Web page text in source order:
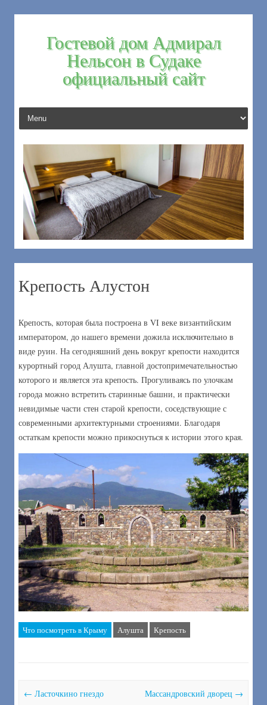
Гостевой дом Адмирал
Нельсон в Судаке
официальный сайт
Skip to content
Крепость Алустон
Крепость, которая была построена в VI веке византийским
императором, до нашего времени дожила исключительно в
виде руин. На сегодняшний день вокруг крепости находится
курортный город Алушта, главной достопримечательностью
которого и является эта крепость. Прогуливаясь по улочкам
города можно встретить старинные башни, и практически
невидимые части стен старой крепости, соседствующие с
современными архитектурными строениями. Благодаря
остаткам крепости можно прикоснуться к истории этого края.
Что посмотреть в Крыму Алушта Крепость
Post navigation
← Ласточкино гнездо Массандровский дворец →